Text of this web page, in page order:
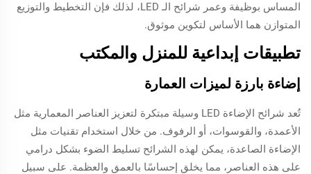
المساس بوظيفة وعمر شرائح الـ LED، لذلك فإن التخطيط والتوزيع
المتوازن هما الأساس لتكوين موثوق.
تطبيقات إبداعية للمنزل والمكتب
إضاءة بارزة لميزات العمارة
تُعد شرائح الإضاءة LED وسيلة مبتكرة لتعزيز العناصر المعمارية مثل
الأعمدة، والقوسوات، أو الرفوف. من خلال استخدام تقنيات مثل
الإضاءة الصاعدة، يمكن لهذه الشرائح تسليط الضوء بشكل درامي
على هذه العناصر، مما يخلق إحساسًا بالعمق والعظمة. على سبيل